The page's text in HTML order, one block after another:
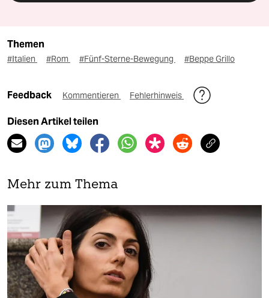
Themen
#Italien #Rom #Fünf-Sterne-Bewegung #Beppe Grillo
Feedback Kommentieren Fehlerhinweis
Diesen Artikel teilen
Mehr zum Thema